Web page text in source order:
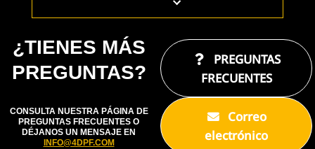
¿TIENES MÁS
PREGUNTAS?
CONSULTA NUESTRA PÁGINA DE
PREGUNTAS FRECUENTES O
DÉJANOS UN MENSAJE EN
INFO@4DPF.COM
PREGUNTAS
FRECUENTES
Correo
electrónico